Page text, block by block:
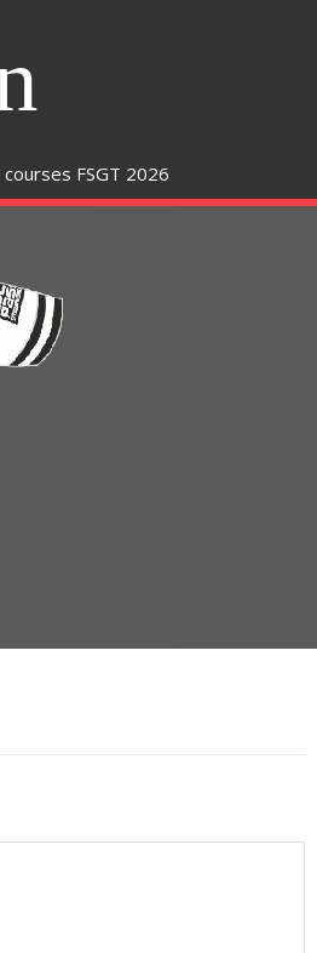
FSGT 2026